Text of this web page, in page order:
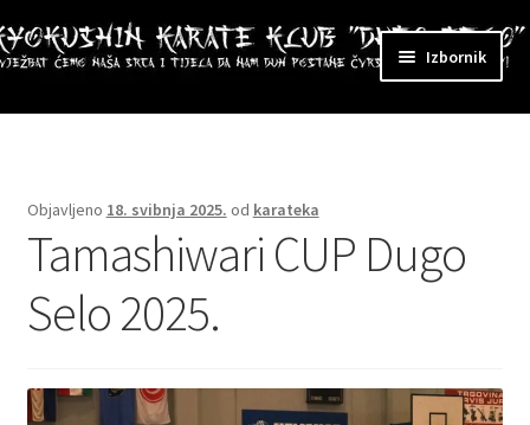
Preskoči
na
Skoči
do
Izbornik
Objavljeno 18. svibnja 2025. od karateka
Tamashiwari CUP Dugo
Selo 2025.